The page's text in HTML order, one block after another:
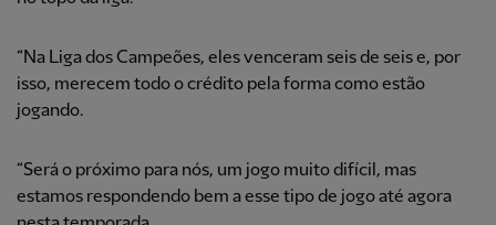
“Na Liga dos Campeões, eles venceram seis de seis e, por
isso, merecem todo o crédito pela forma como estão
jogando.
“Será o próximo para nós, um jogo muito difícil, mas
estamos respondendo bem a esse tipo de jogo até agora